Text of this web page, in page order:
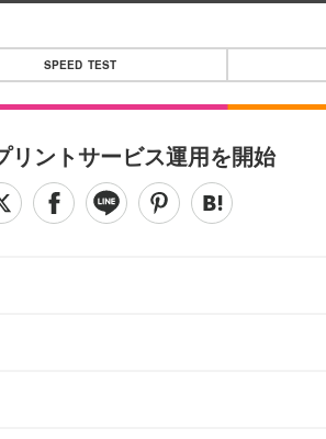
SPEED TEST
リントサービス運用を開始